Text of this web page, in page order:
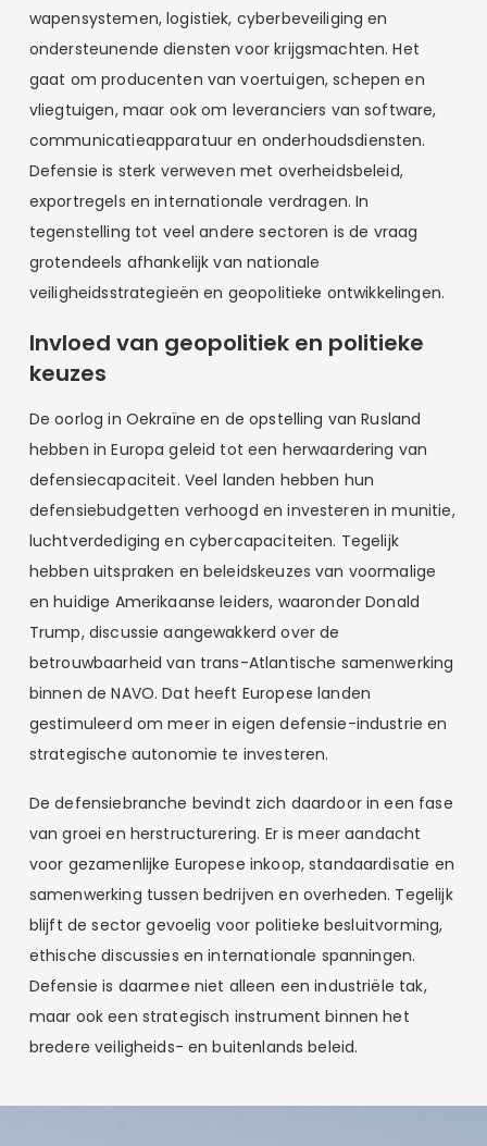
wapensystemen, logistiek, cyberbeveiliging en
ondersteunende diensten voor krijgsmachten. Het
gaat om producenten van voertuigen, schepen en
vliegtuigen, maar ook om leveranciers van software,
communicatieapparatuur en onderhoudsdiensten.
Defensie is sterk verweven met overheidsbeleid,
exportregels en internationale verdragen. In
tegenstelling tot veel andere sectoren is de vraag
grotendeels afhankelijk van nationale
veiligheidsstrategieën en geopolitieke ontwikkelingen.
Invloed van geopolitiek en politieke
keuzes
De oorlog in Oekraïne en de opstelling van Rusland
hebben in Europa geleid tot een herwaardering van
defensiecapaciteit. Veel landen hebben hun
defensiebudgetten verhoogd en investeren in munitie,
luchtverdediging en cybercapaciteiten. Tegelijk
hebben uitspraken en beleidskeuzes van voormalige
en huidige Amerikaanse leiders, waaronder Donald
Trump, discussie aangewakkerd over de
betrouwbaarheid van trans-Atlantische samenwerking
binnen de NAVO. Dat heeft Europese landen
gestimuleerd om meer in eigen defensie-industrie en
strategische autonomie te investeren.
De defensiebranche bevindt zich daardoor in een fase
van groei en herstructurering. Er is meer aandacht
voor gezamenlijke Europese inkoop, standaardisatie en
samenwerking tussen bedrijven en overheden. Tegelijk
blijft de sector gevoelig voor politieke besluitvorming,
ethische discussies en internationale spanningen.
Defensie is daarmee niet alleen een industriële tak,
maar ook een strategisch instrument binnen het
bredere veiligheids- en buitenlands beleid.